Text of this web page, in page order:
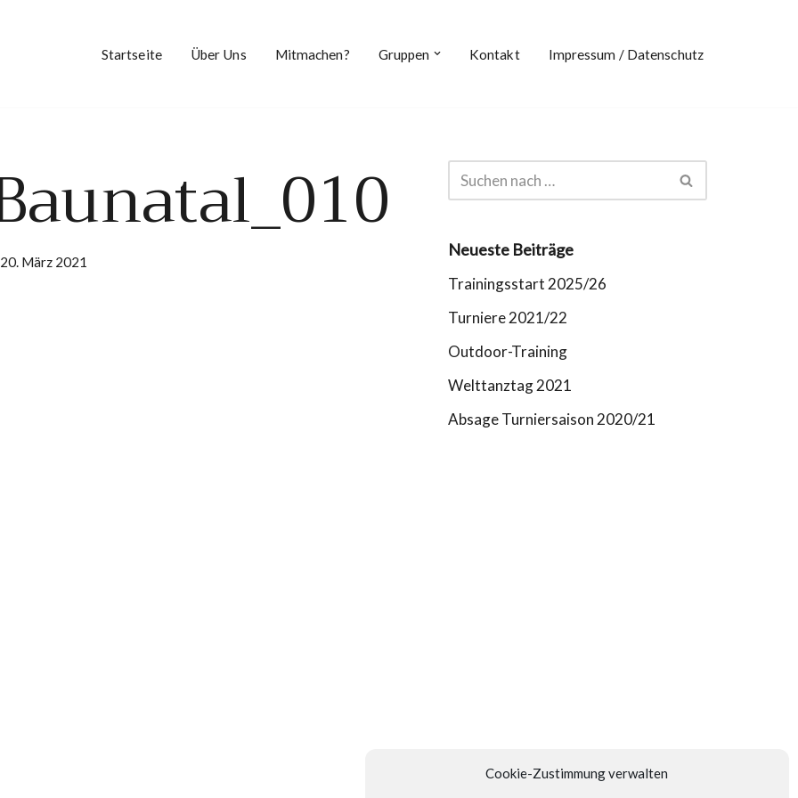
Cookie-Zustimmung verwalten
Startseite Über Uns Mitmachen? Gruppen Kontakt Impressum / Datenschutz
20. März 2021
Neueste Beiträge
Trainingsstart 2025/26
Turniere 2021/22
Outdoor-Training
Welttanztag 2021
Absage Turniersaison 2020/21